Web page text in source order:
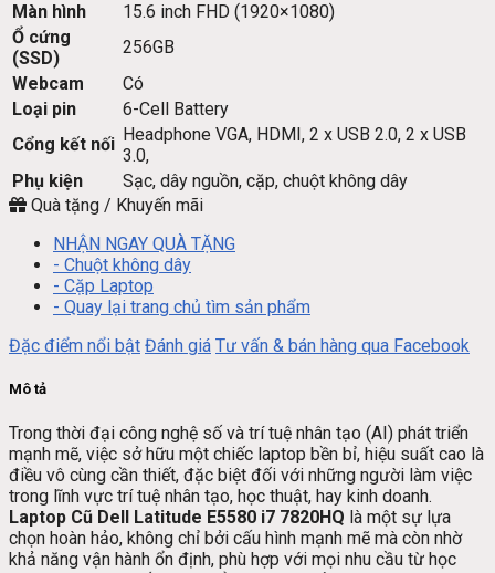
Màn hình
15.6 inch FHD (1920×1080)
Ổ cứng
(SSD)
256GB
Webcam
Có
Loại pin
6-Cell Battery
Cổng kết nối Headphone VGA, HDMI, 2 x USB 2.0, 2 x USB
3.0,
Phụ kiện
Sạc, dây nguồn, cặp, chuột không dây
Quà tặng / Khuyến mãi
NHẬN NGAY QUÀ TẶNG
- Chuột không dây
- Cặp Laptop
- Quay lại trang chủ tìm sản phẩm
Đặc điểm nổi bật Đánh giá Tư vấn & bán hàng qua Facebook
Mô tả
Trong thời đại công nghệ số và trí tuệ nhân tạo (AI) phát triển
mạnh mẽ, việc sở hữu một chiếc laptop bền bỉ, hiệu suất cao là
điều vô cùng cần thiết, đặc biệt đối với những người làm việc
trong lĩnh vực trí tuệ nhân tạo, học thuật, hay kinh doanh.
Laptop Cũ Dell Latitude E5580 i7 7820HQ là một sự lựa
chọn hoàn hảo, không chỉ bởi cấu hình mạnh mẽ mà còn nhờ
khả năng vận hành ổn định, phù hợp với mọi nhu cầu từ học